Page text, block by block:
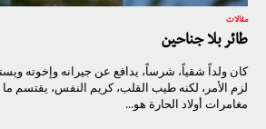
مقالات
طائر بلا جناحين
كان ولداً شقياً، شرساً، يدافع عن جيرانه وإخوته
لزم الأمر، لكنه طيب القلب، كريم النفس، يقتسم
مغامرات أولاد الحارة هو...